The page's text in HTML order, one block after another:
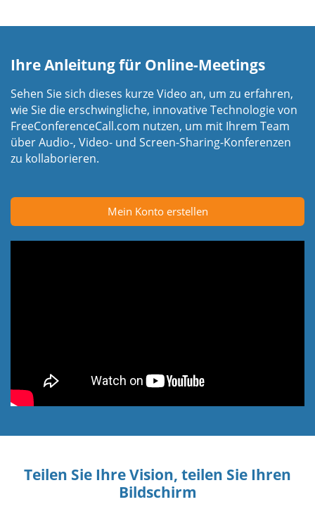
Ihre Anleitung für Online-Meetings
Sehen Sie sich dieses kurze Video an, um zu erfahren,
wie Sie die erschwingliche, innovative Technologie von
FreeConferenceCall.com nutzen, um mit Ihrem Team
über Audio-, Video- und Screen-Sharing-Konferenzen
zu kollaborieren.
Mein Konto erstellen
Teilen Sie Ihre Vision, teilen Sie Ihren
Bildschirm